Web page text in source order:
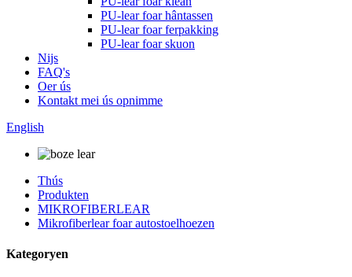
PU-lear foar hântassen
PU-lear foar ferpakking
PU-lear foar skuon
Nijs
FAQ's
Oer ús
Kontakt mei ús opnimme
English
Thús
Produkten
MIKROFIBERLEAR
Mikrofiberlear foar autostoelhoezen
Kategoryen